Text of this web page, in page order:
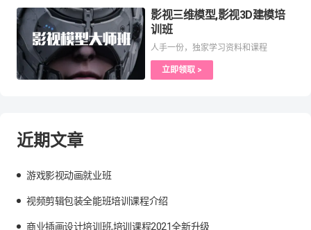
影视三维模型,影视3D建模培
训班
人手一份，独家学习资料和课程
立即领取 >
近期文章
游戏影视动画就业班
视频剪辑包装全能班培训课程介绍
商业插画设计培训班,培训课程2021全新升级